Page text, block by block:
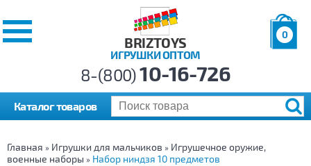
BRIZTOYS
ИГРУШКИ ОПТОМ
0
р.
8-(800)10-16-726
Каталог товаров
Главная » Игрушки для мальчиков » Игрушечное оружие,
военные наборы » Набор ниндзя 10 предметов